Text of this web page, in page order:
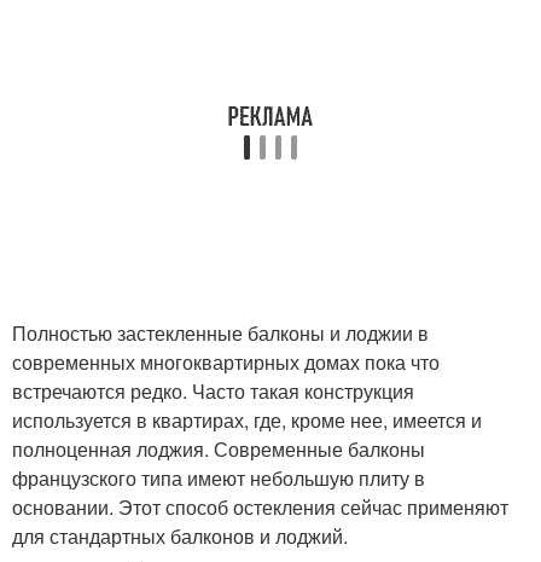
Полностью застекленные балконы и лоджии в
современных многоквартирных домах пока что
встречаются редко. Часто такая конструкция
используется в квартирах, где, кроме нее, имеется и
полноценная лоджия. Современные балконы
французского типа имеют небольшую плиту в
основании. Этот способ остекления сейчас применяют
для стандартных балконов и лоджий.